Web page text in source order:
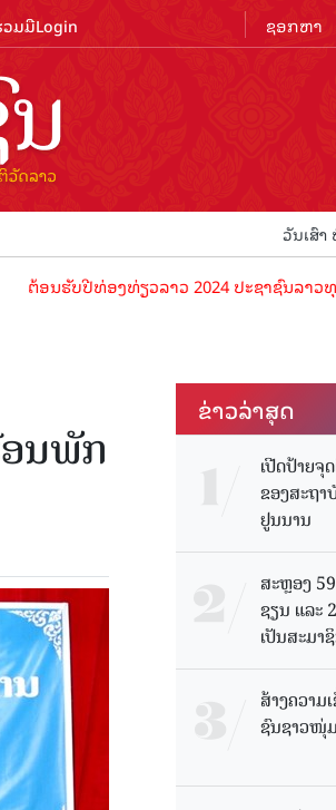
ວມມືLogin
ວັນເສົາ
ປີທ່ອງທ່ຽວລາວ 2024 ປະຊາຊົນລາວທຸກຄົນຈົ່ງ
ນພັກ
ຂ່າວ​ລ່າ​ສຸດ
ເປີດປ້າຍ
ຂອງສະຖາ
ຢູນນານ
ສະຫຼອງ
ຊຽນ ແລະ
ເປັນສະມາ
ສ້າງຄວາມ
ຊົນຊາວໜຸ່